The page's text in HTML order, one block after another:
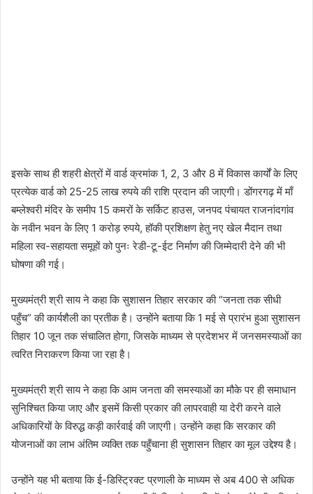
इसके साथ ही शहरी क्षेत्रों में वार्ड क्रमांक 1, 2, 3 और 8 में विकास कार्यों के लिए
प्रत्येक वार्ड को 25-25 लाख रुपये की राशि प्रदान की जाएगी। डोंगरगढ़ में माँ
बम्लेश्वरी मंदिर के समीप 15 कमरों के सर्किट हाउस, जनपद पंचायत राजनांदगांव
के नवीन भवन के लिए 1 करोड़ रुपये, हॉकी प्रशिक्षण हेतु नए खेल मैदान तथा
महिला स्व-सहायता समूहों को पुनः रेडी-टू-ईट निर्माण की जिम्मेदारी देने की भी
घोषणा की गई।
मुख्यमंत्री श्री साय ने कहा कि सुशासन तिहार सरकार की “जनता तक सीधी
पहुँच” की कार्यशैली का प्रतीक है। उन्होंने बताया कि 1 मई से प्रारंभ हुआ सुशासन
तिहार 10 जून तक संचालित होगा, जिसके माध्यम से प्रदेशभर में जनसमस्याओं का
त्वरित निराकरण किया जा रहा है।
मुख्यमंत्री श्री साय ने कहा कि आम जनता की समस्याओं का मौके पर ही समाधान
सुनिश्चित किया जाए और इसमें किसी प्रकार की लापरवाही या देरी करने वाले
अधिकारियों के विरुद्ध कड़ी कार्रवाई की जाएगी। उन्होंने कहा कि सरकार की
योजनाओं का लाभ अंतिम व्यक्ति तक पहुँचाना ही सुशासन तिहार का मूल उद्देश्य है।
उन्होंने यह भी बताया कि ई-डिस्ट्रिक्ट प्रणाली के माध्यम से अब 400 से अधिक